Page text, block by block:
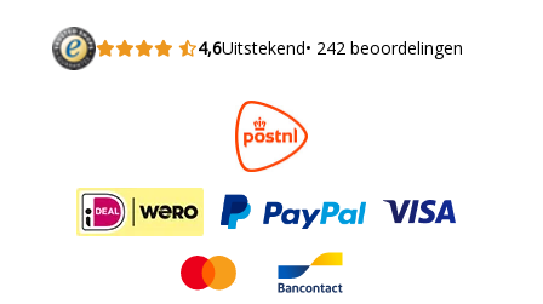
4,6Uitstekend• 242 beoordelingen